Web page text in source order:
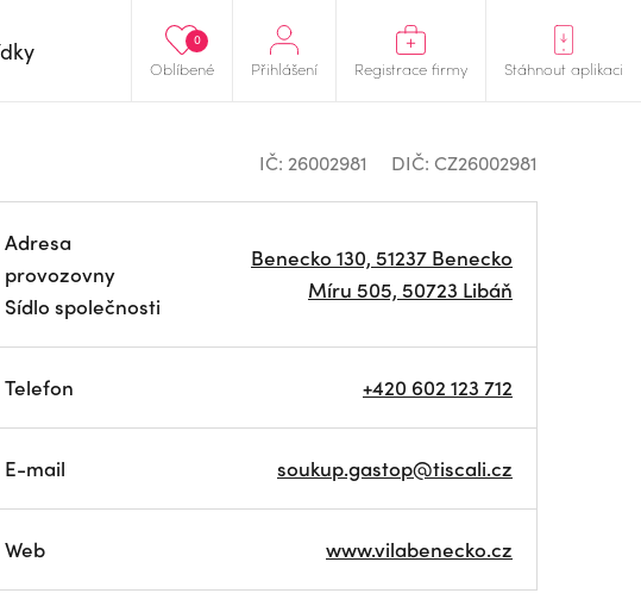
Oblíbené
0
Přihlášení Registrace firmy Stáhnout aplikaci
IČ: 26002981 DIČ: CZ26002981
Adresa
provozovny
Sídlo společnosti
Benecko 130, 51237 Benecko
Míru 505, 50723 Libáň
Telefon +420 602 123 712
E-mail soukup.gastop@tiscali.cz
Web www.vilabenecko.cz